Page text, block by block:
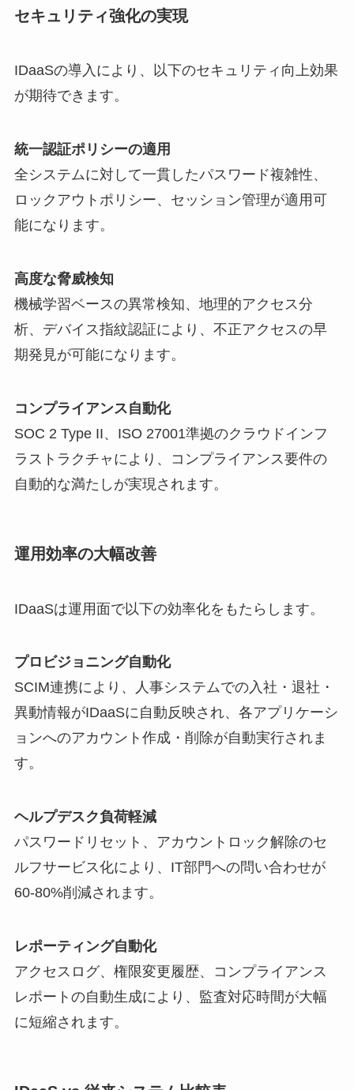
セキュリティ強化の実現
IDaaSの導入により、以下のセキュリティ向上効果
が期待できます。
統一認証ポリシーの適用
全システムに対して一貫したパスワード複雑性、
ロックアウトポリシー、セッション管理が適用可
能になります。
高度な脅威検知
機械学習ベースの異常検知、地理的アクセス分
析、デバイス指紋認証により、不正アクセスの早
期発見が可能になります。
コンプライアンス自動化
SOC 2 Type II、ISO 27001準拠のクラウドインフ
ラストラクチャにより、コンプライアンス要件の
自動的な満たしが実現されます。
運用効率の大幅改善
IDaaSは運用面で以下の効率化をもたらします。
プロビジョニング自動化
SCIM連携により、人事システムでの入社・退社・
異動情報がIDaaSに自動反映され、各アプリケーシ
ョンへのアカウント作成・削除が自動実行されま
す。
ヘルプデスク負荷軽減
パスワードリセット、アカウントロック解除のセ
ルフサービス化により、IT部門への問い合わせが
60-80%削減されます。
レポーティング自動化
アクセスログ、権限変更履歴、コンプライアンス
レポートの自動生成により、監査対応時間が大幅
に短縮されます。